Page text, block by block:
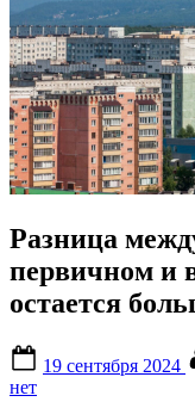
Разница
первичном и
остается
on
19 сентября 2024
нет